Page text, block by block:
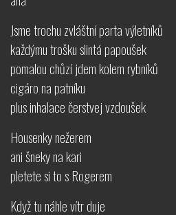
Jsme trochu zvláštní parta výletníků
každýmu trošku slintá papoušek
pomalou chůzí jdem kolem rybníků
cigáro na patníku
plus inhalace čerstvej vzdoušek
Housenky nežerem
ani šneky na kari
pletete si to s Rogerem
Když tu náhle vítr duje